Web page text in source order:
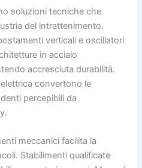
soluzioni tecniche che
del intrattenimento.
verticali e oscillatori
in acciaio
accresciuta durabilità.
convertono le
percepibili da
meccanici facilita la
Stabilimenti qualificate